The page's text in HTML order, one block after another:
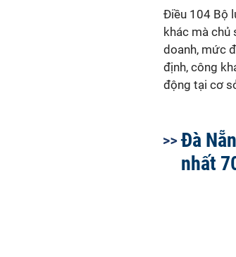
Điều 104 Bộ
khác mà chủ
doanh, mức
định, công
động tại cơ
Đà
nhất